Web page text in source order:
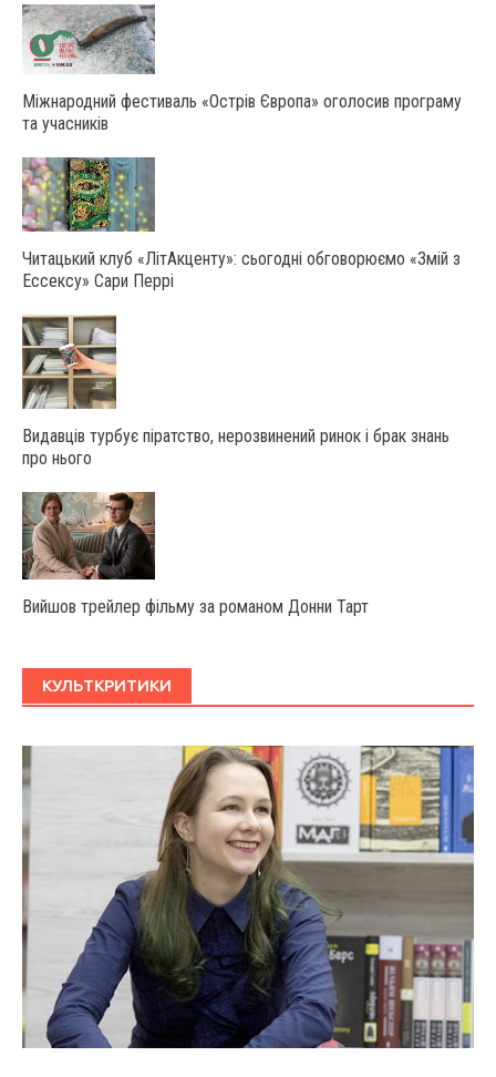
Міжнародний фестиваль «Острів Європа» оголосив програму
та учасників
Читацький клуб «ЛітАкценту»: сьогодні обговорюємо «Змій з
Ессексу» Сари Перрі
Видавців турбує піратство, нерозвинений ринок і брак знань
про нього
Вийшов трейлер фільму за романом Донни Тарт
КУЛЬТКРИТИКИ